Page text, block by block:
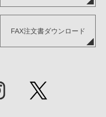
FAX注文書ダウンロード